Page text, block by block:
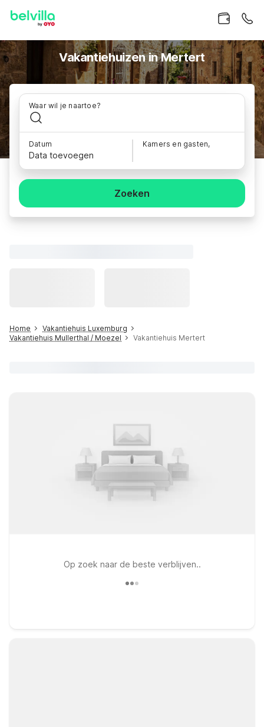
Vakantiehuizen in Mertert
Waar wil je naartoe?
Datum
Data toevoegen
Kamers en gasten,
Zoeken
Home
Vakantiehuis Luxemburg
Vakantiehuis Mullerthal / Moezel
Vakantiehuis Mertert
Op zoek naar de beste verblijven..